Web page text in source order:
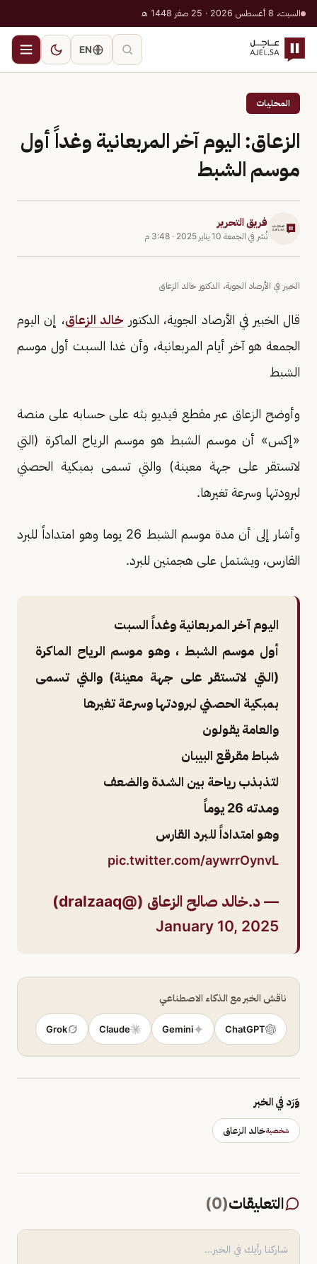
السبت، 8 أغسطس 2026 · 25 صفر 1448 هـ
EN
المحليات
الزعاق: اليوم آخر المربعانية وغداً أول
موسم الشبط
فريق التحرير
نُشر في الجمعة 10 يناير 2025 · 3:48 م
الخبير في الأرصاد الجوية، الدكتور خالد الزعاق
قال الخبير في الأرصاد الجوية، الدكتور خالد الزعاق، إن اليوم
الجمعة هو آخر أيام المربعانية، وأن غدا السبت أول موسم
الشبط
وأوضح الزعاق عبر مقطع فيديو بثه على حسابه على منصة
«إكس» أن موسم الشبط هو موسم الرياح الماكرة (التي
لاتستقر على جهة معينة) والتي تسمى بمبكية الحصني
لبرودتها وسرعة تغيرها.
وأشار إلى أن مدة موسم الشبط 26 يوما وهو امتداداً للبرد
القارس، ويشتمل على هجمتين للبرد.
اليوم آخر المربعانية وغداً السبت
أول موسم الشبط ، وهو موسم الرياح الماكرة
(التي لاتستقر على جهة معينة) والتي تسمى
بمبكية الحصني لبرودتها وسرعة تغيرها
والعامة يقولون
شباط مقرقع البيبان
لتذبذب رياحة بين الشدة والضعف
ومدته 26 يوماً
وهو امتداداً للبرد القارس
pic.twitter.com/aywrrOynvL
— د.خالد صالح الزعاق (@dralzaaq)
January 10, 2025
ناقش الخبر مع الذكاء الاصطناعي
ChatGPT
Gemini
Claude
Grok
وَرَد في الخبر
شخصيةخالد الزعاق
التعليقات(
0
)